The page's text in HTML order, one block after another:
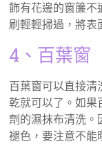
飾有花邊的窗簾不
刷輕輕掃過，將表
4、百葉窗
百葉窗可以直接清
乾就可以了。如果
劑的濕抹布清洗。
褪色，要注意不能